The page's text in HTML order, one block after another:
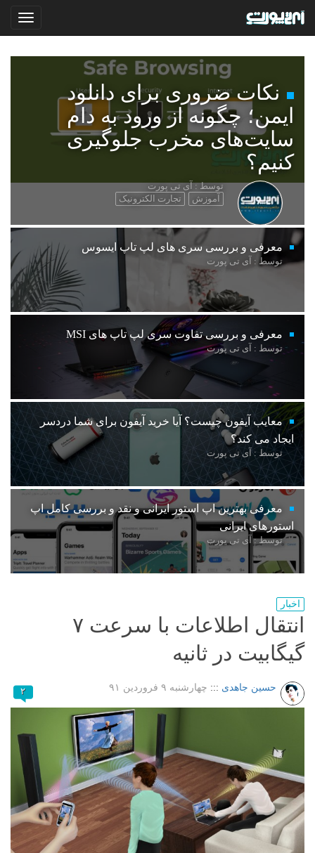
نکات ضروری برای دانلود
ایمن؛ چگونه از ورود به دام
سایت‌های مخرب جلوگیری
کنیم؟
توسط : آی تی پورت
آموزش
تجارت الکترونیک
معرفی و بررسی سری های لپ تاپ ایسوس
توسط : آی تی پورت
معرفی و بررسی تفاوت سری لپ تاپ های MSI
توسط : آی تی پورت
معایب آیفون چیست؟ آیا خرید آیفون برای شما دردسر
ایجاد می کند؟
توسط : آی تی پورت
معرفی بهترین اپ استور ایرانی و نقد و بررسی کامل اپ
استورهای ایرانی
توسط : آی تی پورت
اخبار
انتقال اطلاعات با سرعت ۷
گیگابیت در ثانیه
حسین جاهدی ::: چهارشنبه ۹ فروردین ۹۱ ۲